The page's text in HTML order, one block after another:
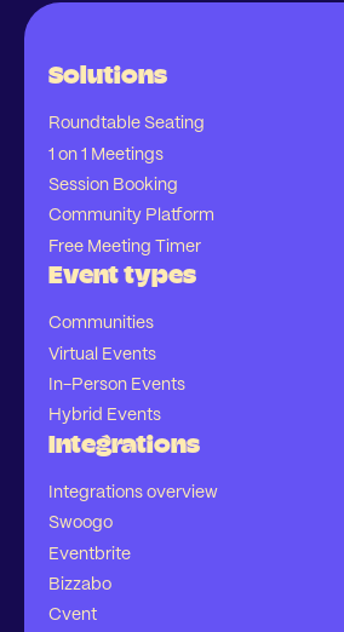
Solutions
Roundtable Seating
1 on 1 Meetings
Session Booking
Community Platform
Free Meeting Timer
Event types
Communities
Virtual Events
In-Person Events
Hybrid Events
Integrations
Integrations overview
Swoogo
Eventbrite
Bizzabo
Cvent